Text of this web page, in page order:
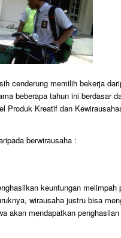
cenderung memilih bekerja
beberapa tahun ini berdasar
Produk Kreatif dan
berwirausaha :
keuntungan
wirausaha justru bisa
akan mendapatkan